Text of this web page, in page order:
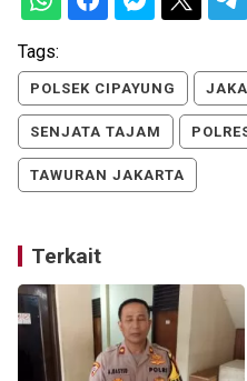
Tags:
POLSEK CIPAYUNG
SENJATA TAJAM
TAWURAN JAKARTA
Terkait